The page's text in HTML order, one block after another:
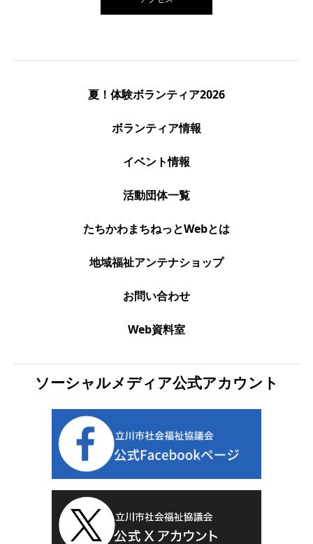
夏！体験ボランティア2026
ボランティア情報
イベント情報
活動団体一覧
たちかわまちねっとWebとは
地域福祉アンテナショップ
お問い合わせ
Web資料室
ソーシャルメディア公式アカウント